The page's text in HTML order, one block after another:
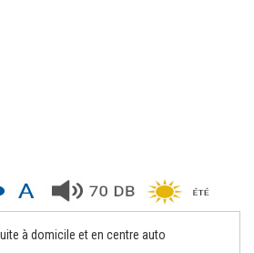
à domicile et en centre auto